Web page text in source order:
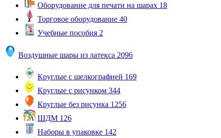
Оборудование для печати на шарах 18
Торговое оборудование 40
Учебные пособия 2
Воздушные шары из латекса 2096
Круглые с шелкографией 169
Круглые с рисунком 344
Круглые без рисунка 1256
ШДМ 126
Наборы в упаковке 142